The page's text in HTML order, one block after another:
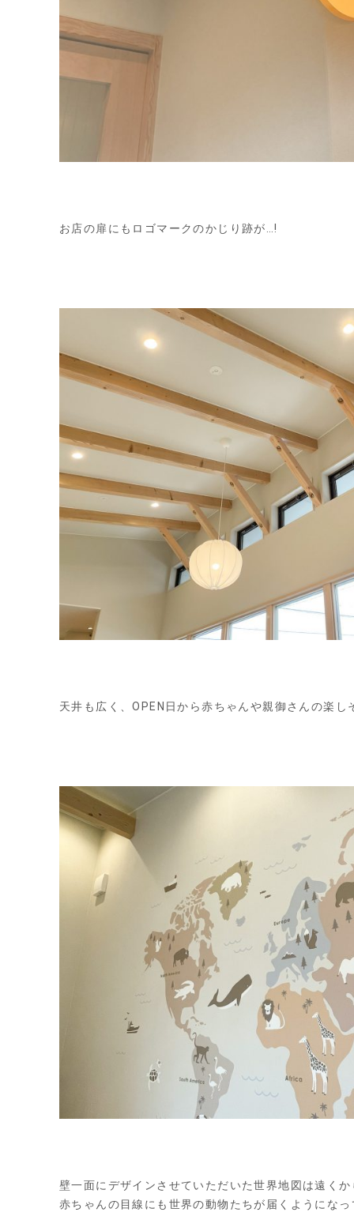
お店の扉にもロゴマークのかじり跡が …!
天井も広く、OPEN日から赤ちゃんや親御さんの楽
壁一面にデザインさせていただいた世界地図は遠く
赤ちゃんの目線にも世界の動物たちが届くようにな